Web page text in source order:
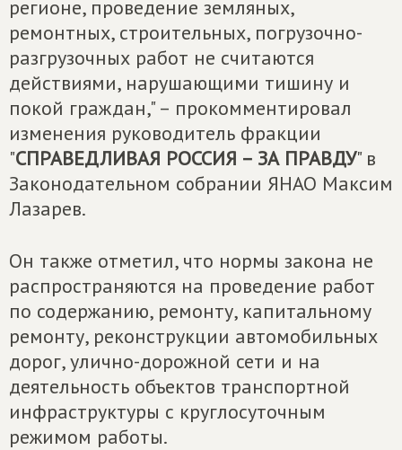
регионе, проведение земляных,
ремонтных, строительных, погрузочно-
разгрузочных работ не считаются
действиями, нарушающими тишину и
покой граждан," – прокомментировал
изменения руководитель фракции
"СПРАВЕДЛИВАЯ РОССИЯ – ЗА ПРАВДУ" в
Законодательном собрании ЯНАО Максим
Лазарев.
Он также отметил, что нормы закона не
распространяются на проведение работ
по содержанию, ремонту, капитальному
ремонту, реконструкции автомобильных
дорог, улично-дорожной сети и на
деятельность объектов транспортной
инфраструктуры с круглосуточным
режимом работы.